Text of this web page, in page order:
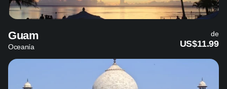
Guam
Oceanía
de
US$11.99